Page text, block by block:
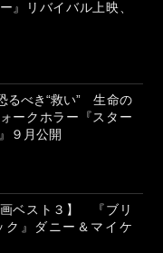
』リバイバル上映、
るべき“救い” 生命の
ークホラー『スター
９月公開
画ベスト３】 『ブリ
ク』ダニー＆マイケ